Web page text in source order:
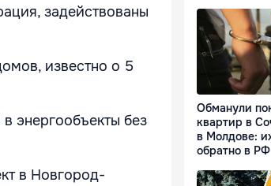
задействованы
известно о 5
энергообъекты без
в Новгород-
Обманули
квартир в
в Молдове:
обратно в РФ